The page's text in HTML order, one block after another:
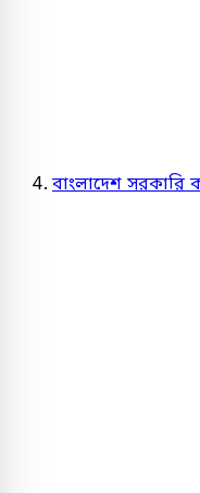
বাংলাদেশ সরকারি